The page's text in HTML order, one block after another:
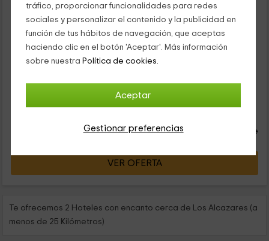
tráfico, proporcionar funcionalidades para redes
sociales y personalizar el contenido y la publicidad en
función de tus hábitos de navegación, que aceptas
haciendo clic en el botón 'Aceptar'. Más información
sobre nuestra Política de cookies.
Aceptar
Gestionar preferencias
Los Alcazares, Murcia
0 opiniones
Por habitaciones
10 habitaciones
3 personas
están equipadas con todas las comodidades para que
Respuesta inferior a 24h
26
persona y noche
VER OFERTA
Te ofrecemos 2 Hoteles con encanto cerca de Los Alcazares (a
menos de 25 Kilómetros)